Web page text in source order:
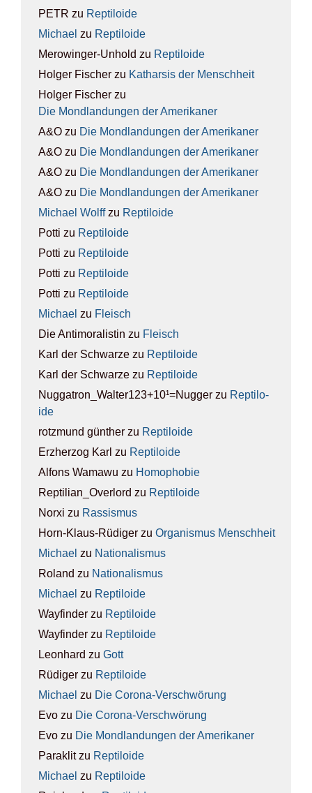
PETR zu Rep­ti­lo­ide
Michael zu Rep­ti­lo­ide
Merowinger-Unhold zu Rep­ti­lo­ide
Holger Fischer zu Kathar­sis der Mensch­heit
Holger Fischer zu
Die Mond­lan­dun­gen der Ame­ri­ka­ner
A&O zu Die Mond­lan­dun­gen der Ame­ri­ka­ner
A&O zu Die Mond­lan­dun­gen der Ame­ri­ka­ner
A&O zu Die Mond­lan­dun­gen der Ame­ri­ka­ner
A&O zu Die Mond­lan­dun­gen der Ame­ri­ka­ner
Michael Wolffzu Rep­ti­lo­ide
Potti zu Rep­ti­lo­ide
Potti zu Rep­ti­lo­ide
Potti zu Rep­ti­lo­ide
Potti zu Rep­ti­lo­ide
Michael zu Fleisch
Die Antimoralistin zu Fleisch
Karl der Schwarze zu Rep­ti­lo­ide
Karl der Schwarze zu Rep­ti­lo­ide
Nuggatron_Walter123+10¹=Nugger zu Rep­ti­lo­
ide
rotzmund günther zu Rep­ti­lo­ide
Erzherzog Karl zu Rep­ti­lo­ide
Alfons Wamawu zu Homo­pho­bie
Reptilian_Overlord zu Rep­ti­lo­ide
Norxi zu Ras­sis­mus
Horn-Klaus-Rüdiger zu Orga­nis­mus Mensch­heit
Michael zu Natio­na­lis­mus
Roland zu Natio­na­lis­mus
Michael zu Rep­ti­lo­ide
Wayfinder zu Rep­ti­lo­ide
Wayfinder zu Rep­ti­lo­ide
Leonhard zu Gott
Rüdiger zu Rep­ti­lo­ide
Michael zu Die Coro­na-Ver­schwö­rung
Evo zu Die Coro­na-Ver­schwö­rung
Evo zu Die Mond­lan­dun­gen der Ame­ri­ka­ner
Paraklitzu Rep­ti­lo­ide
Michael zu Rep­ti­lo­ide